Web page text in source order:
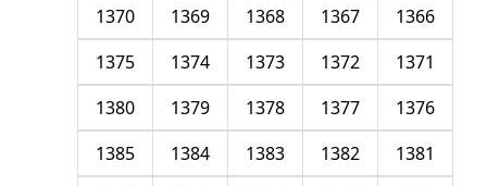
1366
1367
1368
1369
1370
1371
1372
1373
1374
1375
1376
1377
1378
1379
1380
1381
1382
1383
1384
1385